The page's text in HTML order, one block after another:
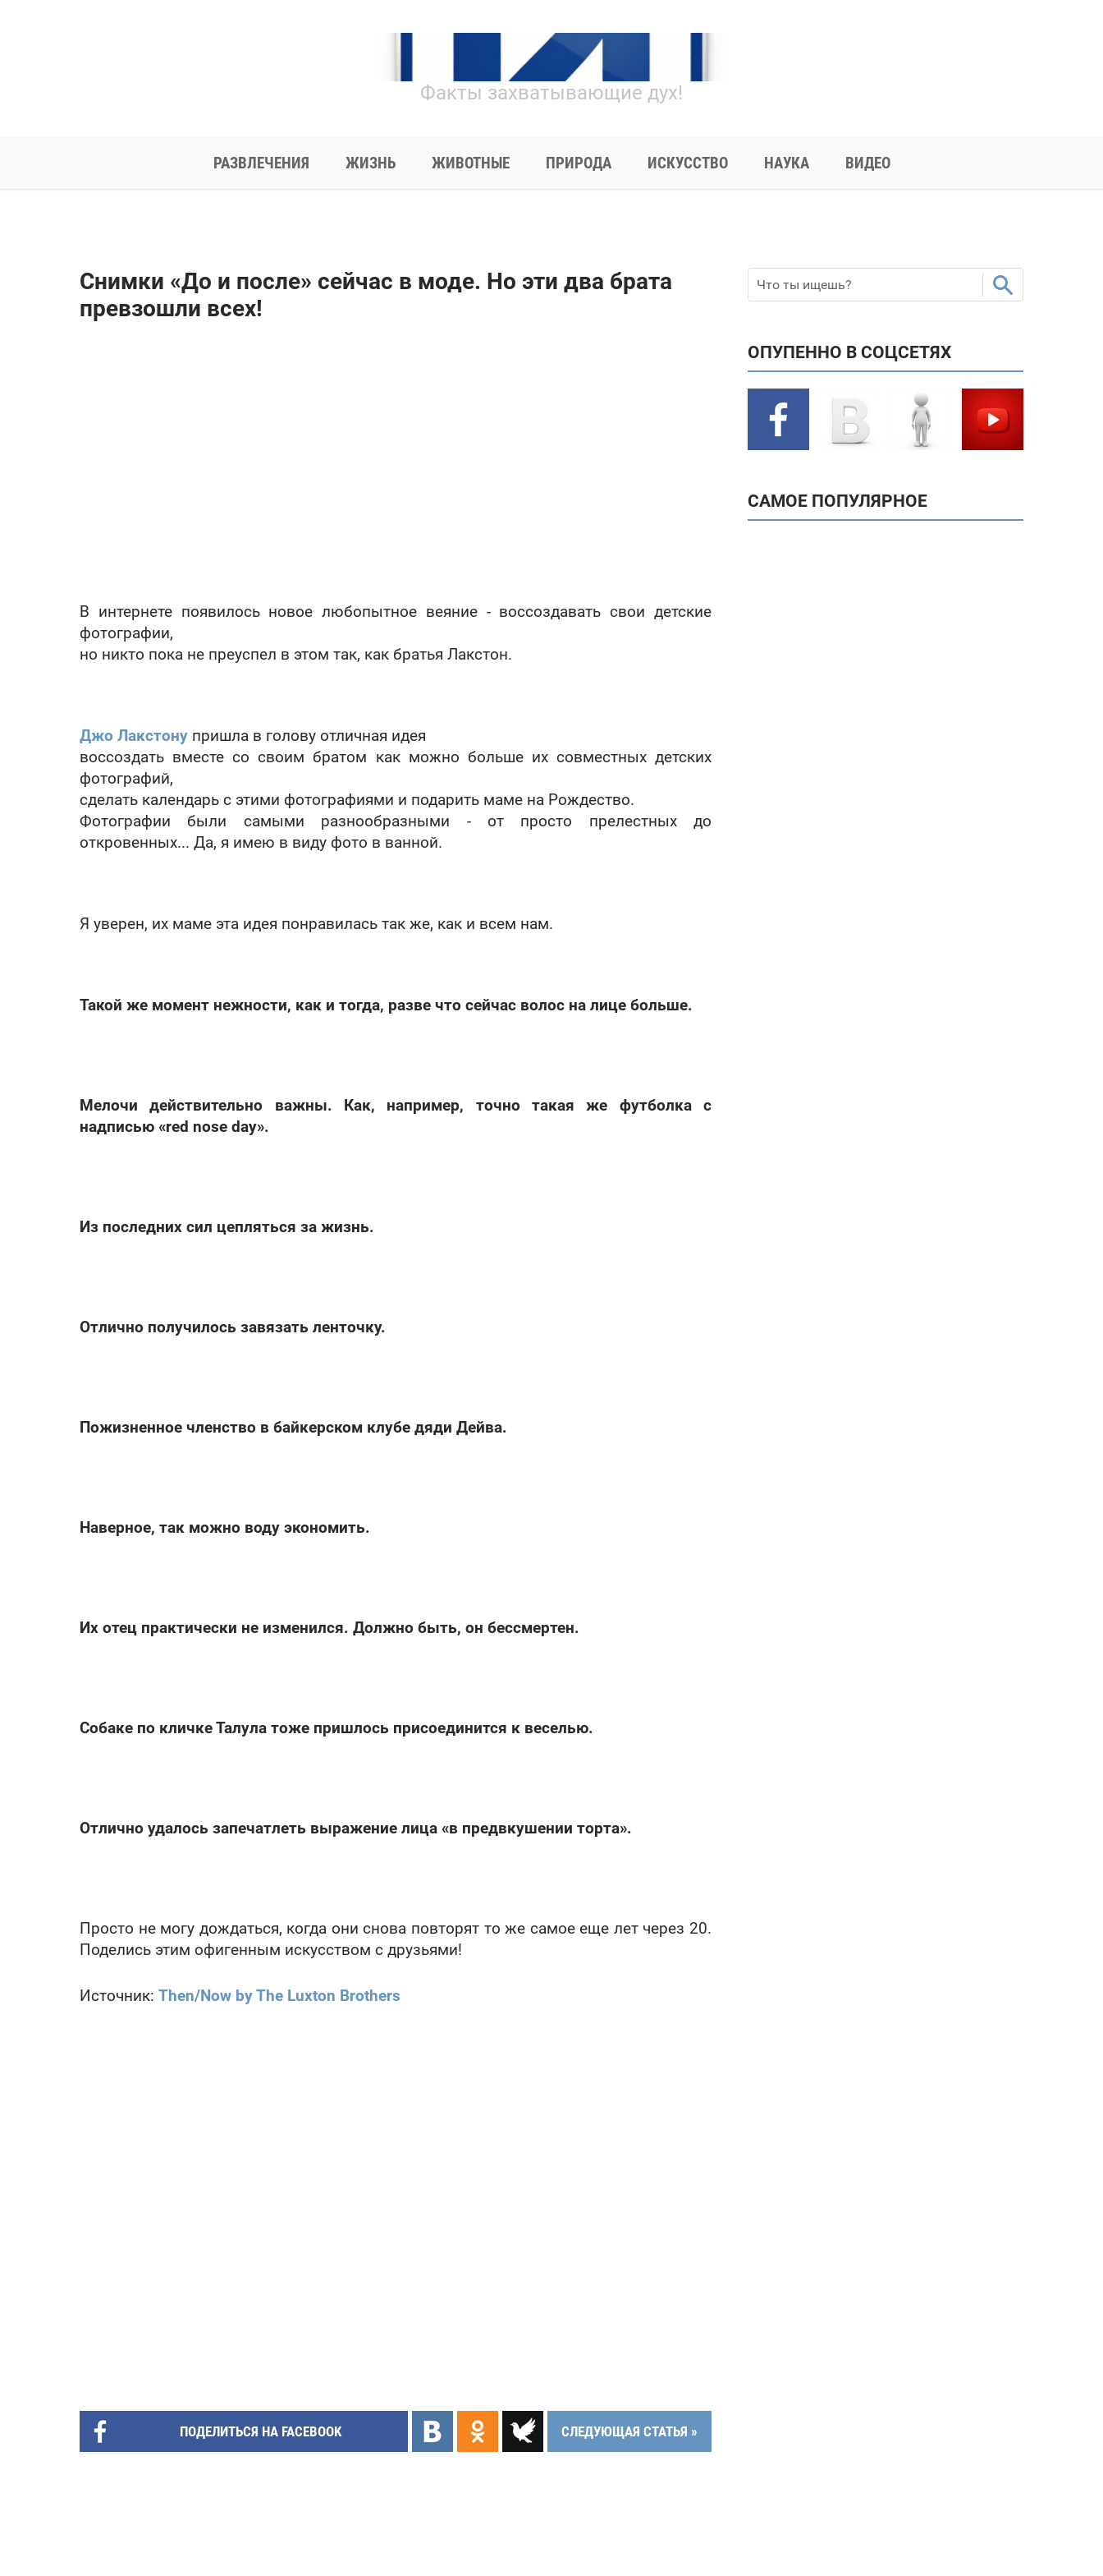
Факты захватывающие дух!
РАЗВЛЕЧЕНИЯ ЖИЗНЬ ЖИВОТНЫЕ ПРИРОДА ИСКУССТВО НАУКА ВИДЕО
Снимки «До и после» сейчас в моде. Но эти два брата
превзошли всех!
В интернете появилось новое любопытное веяние - воссоздавать свои детские
фотографии,
но никто пока не преуспел в этом так, как братья Лакстон.
Джо Лакстону пришла в голову отличная идея
воссоздать вместе со своим братом как можно больше их совместных детских
фотографий,
сделать календарь с этими фотографиями и подарить маме на Рождество.
Фотографии были самыми разнообразными - от просто прелестных до
откровенных... Да, я имею в виду фото в ванной.
Я уверен, их маме эта идея понравилась так же, как и всем нам.
Такой же момент нежности, как и тогда, разве что сейчас волос на лице больше.
Мелочи действительно важны. Как, например, точно такая же футболка с
надписью «red nose day».
Из последних сил цепляться за жизнь.
Отлично получилось завязать ленточку.
Пожизненное членство в байкерском клубе дяди Дейва.
Наверное, так можно воду экономить.
Их отец практически не изменился. Должно быть, он бессмертен.
Собаке по кличке Талула тоже пришлось присоединится к веселью.
Отлично удалось запечатлеть выражение лица «в предвкушении торта».
Просто не могу дождаться, когда они снова повторят то же самое еще лет через 20.
Поделись этим офигенным искусством с друзьями!
Источник: Then/Now by The Luxton Brothers
ПОДЕЛИТЬСЯ НА FACEBOOK СЛЕДУЮЩАЯ СТАТЬЯ »
ОПУПЕННО В СОЦСЕТЯХ
САМОЕ ПОПУЛЯРНОЕ